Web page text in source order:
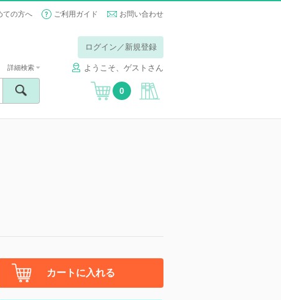
ての方へ ご利用ガイド お問い合わせ
ログイン／新規登録
ようこそ、ゲストさん
詳細検索
0
カートに入れる